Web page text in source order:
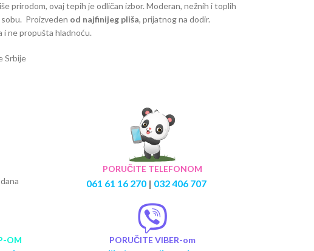
prirodom, ovaj tepih je odličan izbor. Moderan, nežnih i toplih
Proizveden od najfinijeg pliša, prijatnog na dodir.
i ne propušta hladnoću.
Srbije
PORUČITE TELEFONOM
061 61 16 270| 032 406 707
OM PORUČITE VIBER-om